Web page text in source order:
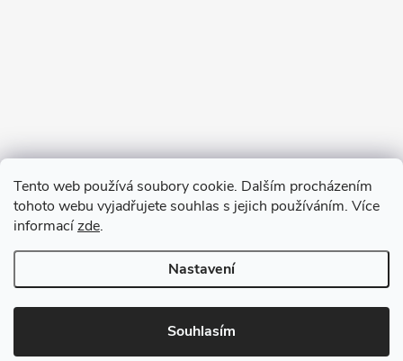
Tento web používá soubory cookie. Dalším procházením
tohoto webu vyjadřujete souhlas s jejich používáním. Více
informacízde.
Nastavení
Souhlasím
Copyright 2026VV DESIGN. Všechna práva vyhrazena.Upravit
nastavení cookies